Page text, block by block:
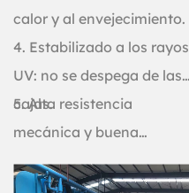
calor y al envejecimiento.
4. Estabilizado a los rayos
UV: no se despega de las
cajas.
5. Alta resistencia
mecánica y buena
resistencia al impacto.